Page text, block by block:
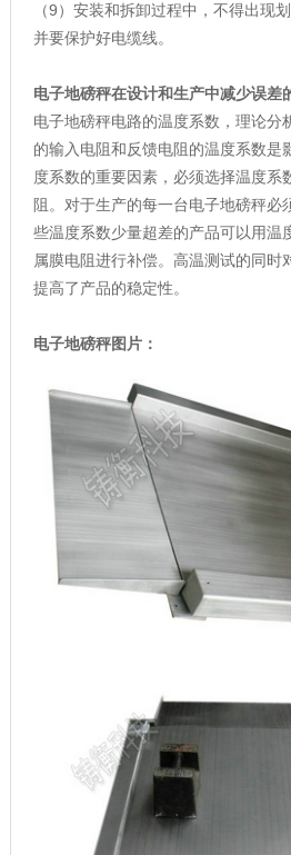
（9）安装和拆卸过程中，不得出现
并要保护好电缆线。
电子地磅秤在设计和生产中减少误差
电子地磅秤电路的温度系数，理论分
的输入电阻和反馈电阻的温度系数是
度系数的重要因素，必须选择温度系
阻。对于生产的每一台电子地磅秤必
些温度系数少量超差的产品可以用温
属膜电阻进行补偿。高温测试的同时
提高了产品的稳定性。
电子地磅秤图片：